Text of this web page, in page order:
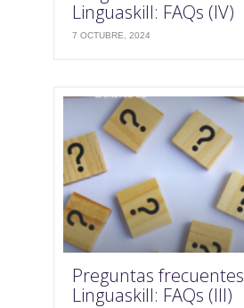
Linguaskill: FAQs (IV)
7 OCTUBRE, 2024
Preguntas frecuentes
Linguaskill: FAQs (III)